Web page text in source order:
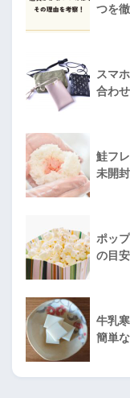
つを
スマ
合わ
鮭フ
未開
ポッ
の目
牛乳
簡単